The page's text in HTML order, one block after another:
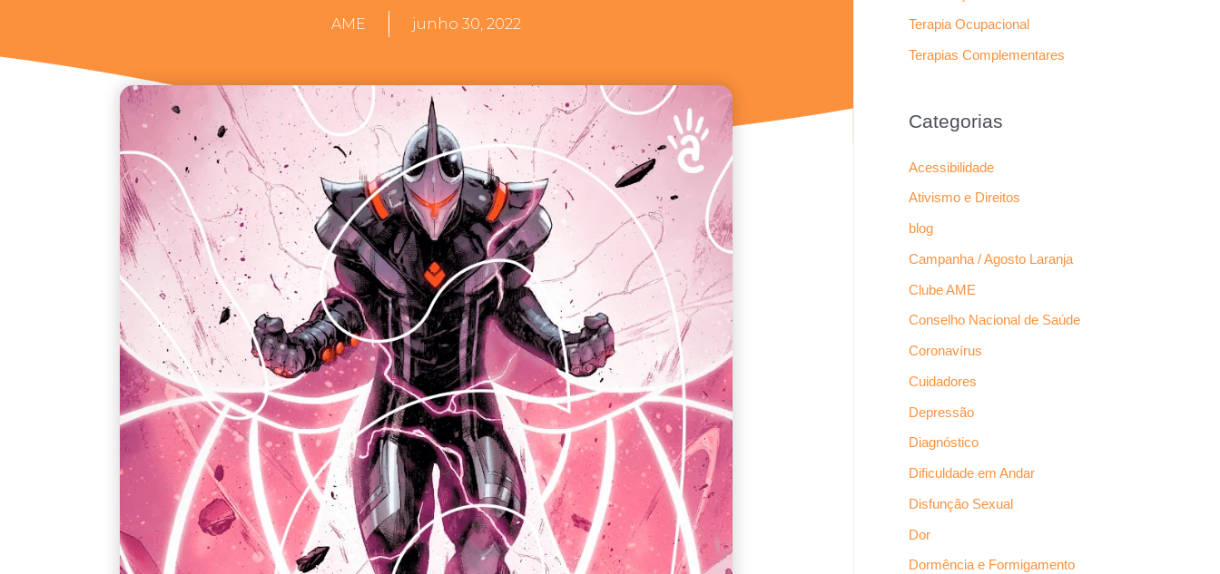
AME junho 30, 2022
Terapia Ocupacional
Terapias Complementares
Categorias
Acessibilidade
Ativismo e Direitos
blog
Campanha / Agosto Laranja
Clube AME
Conselho Nacional de Saúde
Coronavírus
Cuidadores
Depressão
Diagnóstico
Dificuldade em Andar
Disfunção Sexual
Dor
Dormência e Formigamento